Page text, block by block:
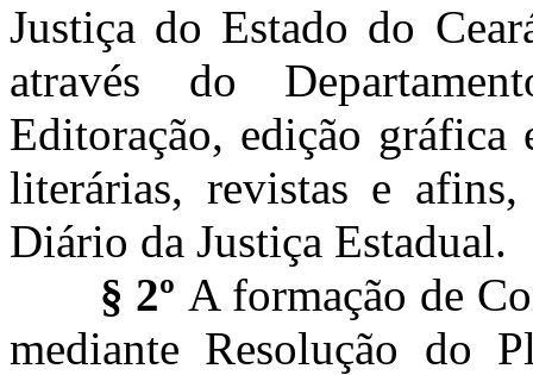
Justiça do Estado do
através do
Editoração, edição
literárias, revistas e
Diário da Justiça Estadual.
§ 2º A formação de
mediante Resolução do